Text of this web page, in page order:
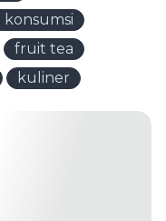
fruit tea
kuliner